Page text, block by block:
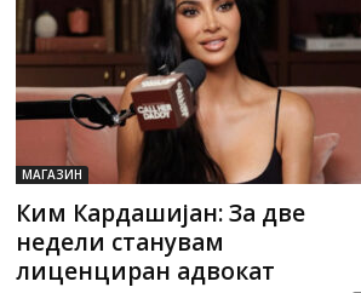
МАГАЗИН
Ким Кардашијан: За две
недели станувам
лиценциран адвокат